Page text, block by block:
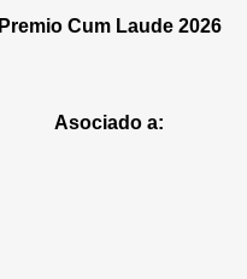
Premio Cum Laude 2026
Asociado a: